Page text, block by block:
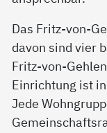
Das Fritz-von-
davon sind vier
Fritz-von-
Einrichtung ist
Jede